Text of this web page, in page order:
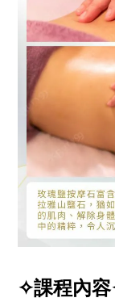
✧課程內